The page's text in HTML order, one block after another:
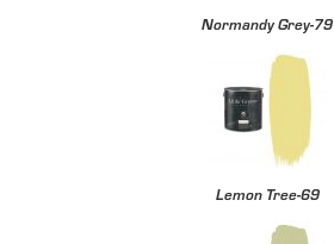
Normandy Grey-79
Lemon Tree-69